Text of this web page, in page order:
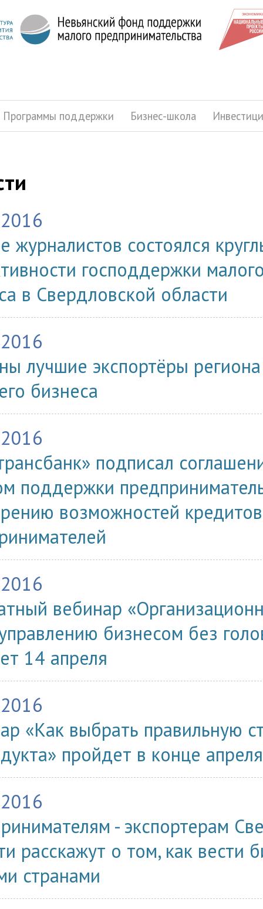
Программы поддержки Бизнес-школа
журналистов состоялся
господдержки
в Свердловской области
лучшие экспортёры
бизнеса
подписал
поддержки
возможностей
вебинар
бизнесом без
14 апреля
«Как выбрать правильную
пройдет в конце апреля
- экспортерам
расскажут о том, как вести
странами